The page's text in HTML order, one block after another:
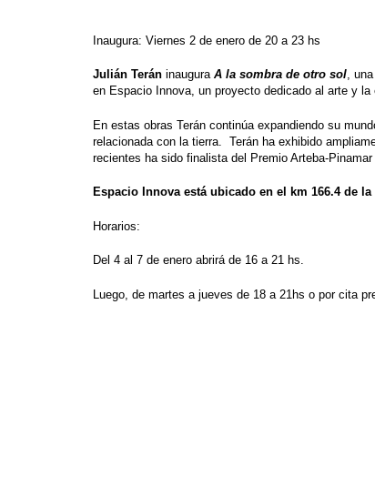
Inaugura: Viernes 2 de enero de 20 a 23 hs
Julián Terán inaugura A la sombra de otro sol,
en Espacio Innova, un proyecto dedicado al arte y
En estas obras Terán continúa expandiendo su
relacionada con la tierra. Terán ha exhibido
recientes ha sido finalista del Premio Arteba-
Espacio Innova está ubicado en el km 166.4 de
Horarios:
Del 4 al 7 de enero abrirá de 16 a 21 hs.
Luego, de martes a jueves de 18 a 21hs o por cita